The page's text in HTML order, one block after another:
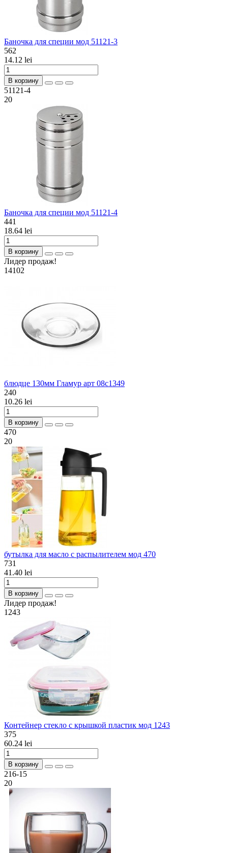
Баночка для специи мод 51121-3
562
14.12 lei
В корзину
51121-4
20
Баночка для специи мод 51121-4
441
18.64 lei
В корзину
Лидер продаж!
14102
блюдце 130мм Гламур арт 08с1349
240
10.26 lei
В корзину
470
20
бутылка для масло c распылителем мод 470
731
41.40 lei
В корзину
Лидер продаж!
1243
Контейнер стекло с крышкой пластик мод 1243
375
60.24 lei
В корзину
216-15
20